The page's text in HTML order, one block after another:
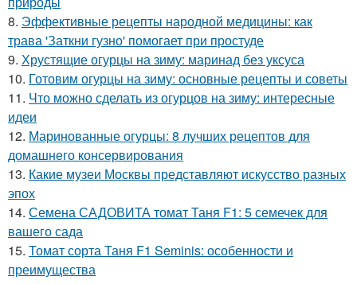
8. Эффективные рецепты народной медицины: как
трава 'Заткни гузно' помогает при простуде
9. Хрустящие огурцы на зиму: маринад без уксуса
10. Готовим огурцы на зиму: основные рецепты и советы
11. Что можно сделать из огурцов на зиму: интересные
идеи
12. Маринованные огурцы: 8 лучших рецептов для
домашнего консервирования
13. Какие музеи Москвы представляют искусство разных
эпох
14. Семена САДОВИТА томат Таня F1: 5 семечек для
вашего сада
15. Томат сорта Таня F1 Seminis: особенности и
преимущества